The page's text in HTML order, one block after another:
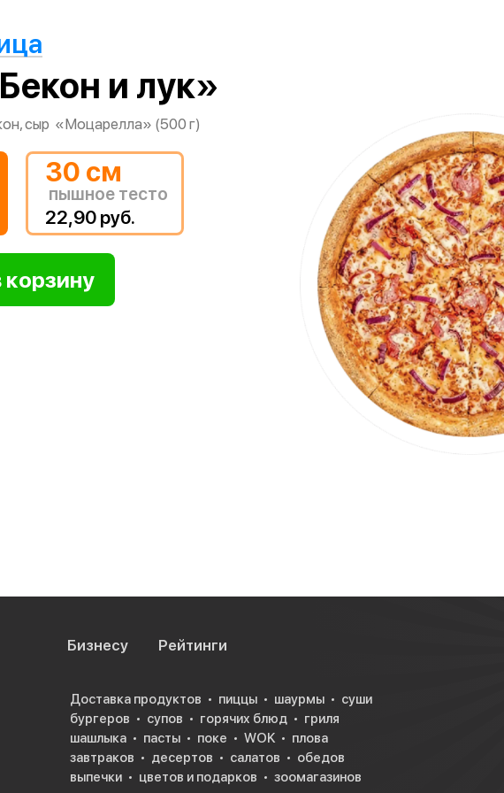
и лук»
сыр «Моцарелла» (500 г)
30 см
пышное тесто
22,90 руб.
Бизнесу Рейтинги
Доставка продуктов пиццы шаурмы
суши
бургеров
супов горячих блюд
гриля
шашлыка
пасты поке WOK
плова
завтраков
десертов салатов
обедов
выпечки
цветов и подарков зоомагазинов